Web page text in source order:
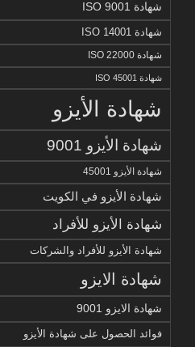
شهادة ISO 9001
شهادة ISO 14001
شهادة ISO 22000
شهادة ISO 45001
شهادة الأيزو
شهادة الأيزو 9001
شهادة الأيزو 45001
شهادة الأيزو في الكويت
شهادة الأيزو للأفراد
شهادة الأيزو للأفراد والشركات
شهادة الايزو
شهادة الايزو 9001
فوائد الحصول على شهادة الأيزو